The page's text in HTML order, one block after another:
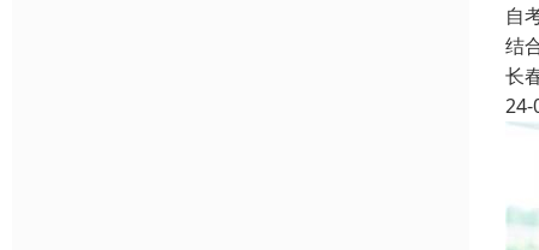
自
结
长
24-